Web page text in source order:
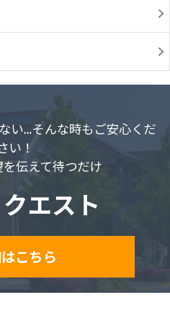
い...そんな時もご安心くだ
い！
伝えて待つだけ
エスト
こちら